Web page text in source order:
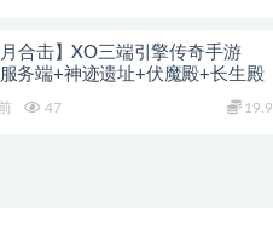
合击】XO三端引擎传奇手游
务端+神迹遗址+伏魔殿+长生殿
47 19.9